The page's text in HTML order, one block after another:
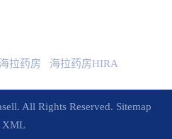
海拉药房 海拉药房HIRA
All Rights Reserved. Sitemap
XML